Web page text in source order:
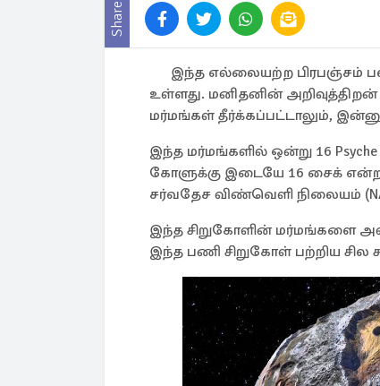
Share
இந்த எல்லையற்ற பிரபஞ்சம்
உள்ளது. மனிதனின்
மர்மங்கள் தீர்க்கப்பட்டாலும்,
இந்த மர்மங்களில் ஒன்று 16
கோளுக்கு இடையே 16 சைக் என்ற
சர்வதேச விண்வெளி நிலையம்
இந்த சிறுகோளின் மர்மங்களை
இந்த பணி சிறுகோள் பற்றிய